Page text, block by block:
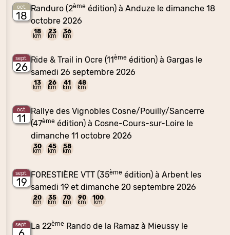
oct.
18
Randuro (2ème édition) à Anduze le dimanche 18
octobre 2026
18
km
23
km
36
km
sept.
26
Ride & Trail in Ocre (11ème édition) à Gargas le
samedi 26 septembre 2026
13
km
26
km
41
km
48
km
oct.
11
Rallye des Vignobles Cosne/Pouilly/Sancerre
(47ème édition) à Cosne-Cours-sur-Loire le
dimanche 11 octobre 2026
30
km
45
km
58
km
sept.
19
FORESTIÈRE VTT (35ème édition) à Arbent les
samedi 19 et dimanche 20 septembre 2026
20
km
35
km
70
km
90
km
100
km
sept. La 22ème Rando de la Ramaz à Mieussy le